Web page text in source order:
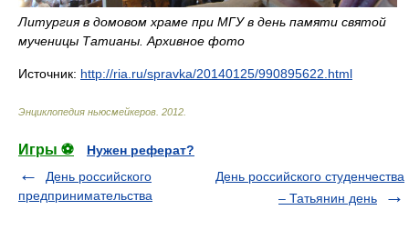
Литургия в домовом храме при МГУ в день памяти святой
мученицы Татианы. Архивное фото
Источник: http://ria.ru/spravka/20140125/990895622.html
Энциклопедия ньюсмейкеров 2012
Игры ⚽
Нужен реферат?
День российского
предпринимательства
День российского студенчества
– Татьянин день